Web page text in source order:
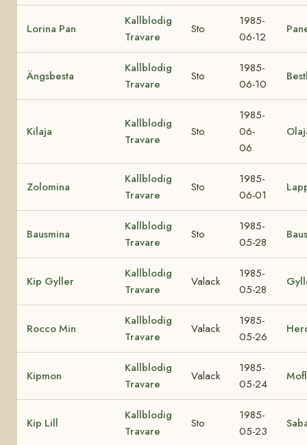
Lorina Pan
Kallblodig
Travare
Sto
1985-
06-12
Ängsbesta
Kallblodig
Travare
Sto
1985-
06-10
Kilaja
Kallblodig
Travare
Sto
1985-
06-
06
Zolomina
Kallblodig
Travare
Sto
1985-
06-01
Bausmina
Kallblodig
Travare
Sto
1985-
05-28
Kip Gyller
Kallblodig
Travare
Valack
1985-
05-28
Rocco Min
Kallblodig
Travare
Valack
1985-
05-26
Kipmon
Kallblodig
Travare
Valack
1985-
05-24
Kip Lill
Kallblodig
Travare
Sto
1985-
05-23